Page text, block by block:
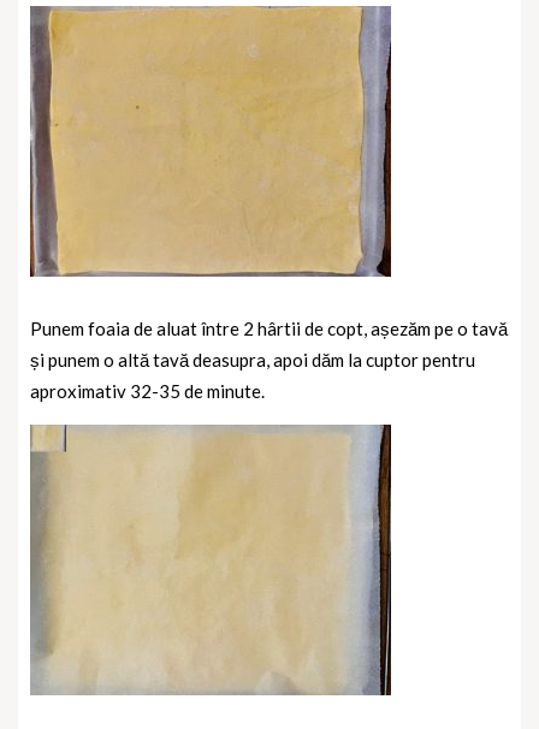
Punem foaia de aluat între 2 hârtii de copt, așezăm pe o tavă
și punem o altă tavă deasupra, apoi dăm la cuptor pentru
aproximativ 32-35 de minute.